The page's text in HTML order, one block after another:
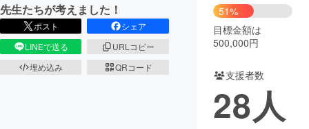
先生たちが考えました！
ポスト
シェア
LINEで送る
URLコピー
埋め込み
QRコード
51%
目標金額は
500,000円
支援者数
28人